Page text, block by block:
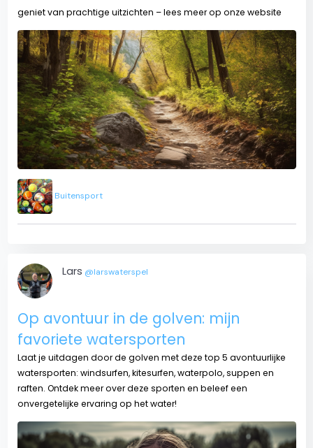
geniet van prachtige uitzichten – lees meer op onze website
Buitensport
Lars @larswaterspel
Op avontuur in de golven: mijn
favoriete watersporten
Laat je uitdagen door de golven met deze top 5 avontuurlijke
watersporten: windsurfen, kitesurfen, waterpolo, suppen en
raften. Ontdek meer over deze sporten en beleef een
onvergetelijke ervaring op het water!